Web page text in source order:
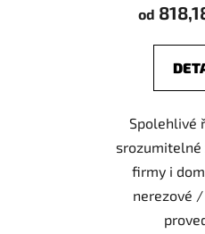
od
Spolehlivé
srozumitelné
firmy i
nerezové